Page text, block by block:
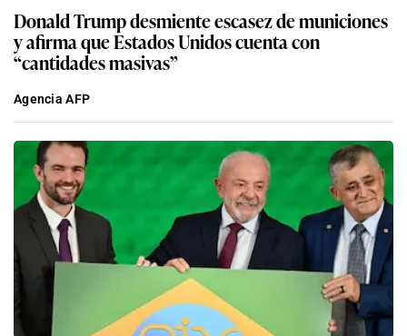
Donald Trump desmiente escasez de municiones
y afirma que Estados Unidos cuenta con
“cantidades masivas”
Agencia AFP